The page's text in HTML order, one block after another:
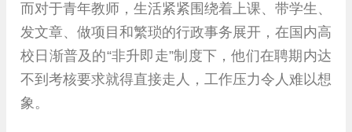
而对于青年教师，生活紧紧围绕着上课、带学生、
发文章、做项目和繁琐的行政事务展开，在国内高
校日渐普及的“非升即走”制度下，他们在聘期内达
不到考核要求就得直接走人，工作压力令人难以想
象。